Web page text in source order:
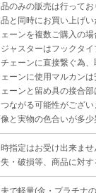
のみの販売は行ってお
と同時にお買い上げい
ーンを複数ご購入の場
ャスターはフックタイ
ェーンに直接繋ぐ為、
ーンに使用マルカンは
ーンと留め具の接合部
ながる可能性がござ
と実物の色合いが多少
指定はお受け出来ませ
・破損等、商品に対す
夫で軽量(金・プラチナ